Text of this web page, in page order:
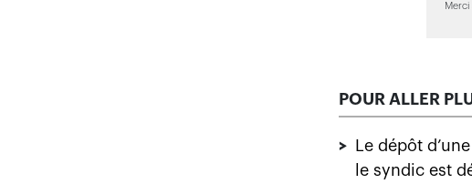
Merci
POUR ALLER
>
Le dépôt
le syndic est